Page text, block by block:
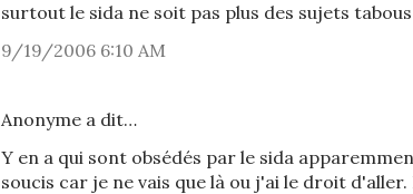
surtout le sida ne soit pas plus des sujets
9/19/2006 6:10 AM
Anonyme a dit…
Y en a qui sont obsédés par le sida
soucis car je ne vais que là ou j'ai le droit